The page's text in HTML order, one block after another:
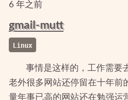
6年之前
gmail-mutt
Linux
事情是这样的，工作需要
老外很多网站还停留在十年前
量年事已高的网站还在勉强运